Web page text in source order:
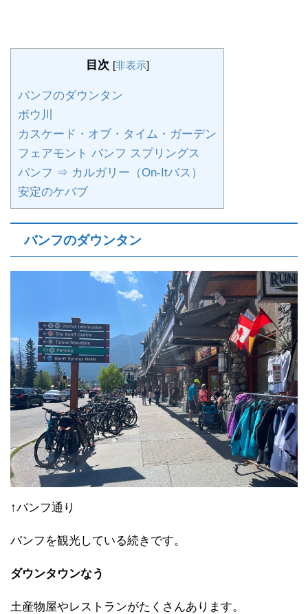
目次 [非表示]
バンフのダウンタン
ボウ川
カスケード・オブ・タイム・ガーデン
フェアモント バンフ スプリングス
バンフ ⇒ カルガリー（On-Itバス）
安定のケバブ
バンフのダウンタン
↑バンフ通り
バンフを観光している続きです。
ダウンタウンなう
土産物屋やレストランがたくさんあります。